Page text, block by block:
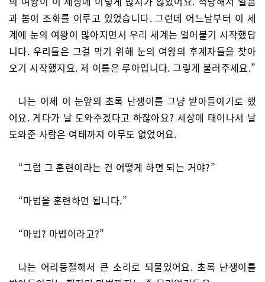
과 봄이 조화를 이루고 있었습니다. 그런데 어느날부터 이 세
계에 눈의 여왕이 많아지면서 우리 세계는 얼어붙기 시작했답
니다. 우리들은 그걸 막기 위해 눈의 여왕의 후계자들을 찾아
오기 시작했지요. 제 이름은 루아입니다. 그렇게 불러주세요.”
나는 이제 이 눈앞의 초록 난쟁이를 그냥 받아들이기로 했
어요. 게다가 날 도와주겠다고 하잖아요? 세상에 태어나서 날
도와준 사람은 여태까지 아무도 없었어요.
“그럼 그 훈련이라는 건 어떻게 하면 되는 거야?”
“마법을 훈련하면 됩니다.”
“마법? 마법이라고?”
나는 어리둥절해서 큰 소리로 되물었어요. 초록 난쟁이를